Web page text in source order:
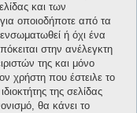
και των
οποιοδήποτε από τα
ή όχι ένα
στην ανέλεγκτη
της και μόνο
χρήστη που έστειλε το
της σελίδας
θα κάνει το